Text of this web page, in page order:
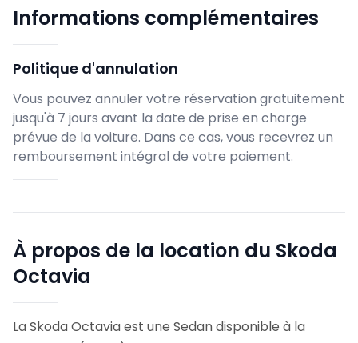
Informations complémentaires
Politique d'annulation
Vous pouvez annuler votre réservation gratuitement
jusqu'à 7 jours avant la date de prise en charge
prévue de la voiture. Dans ce cas, vous recevrez un
remboursement intégral de votre paiement.
À propos de la location du Skoda
Octavia
La Skoda Octavia est une Sedan disponible à la